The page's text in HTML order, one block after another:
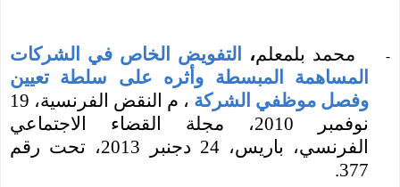
- محمد بلمعلم،
التفويض الخاص في الشركات
المساهمة المبسطة وأثره على سلطة تعيين
وفصل موظفي الشركة
، م النقض الفرنسية، 19
نوفمبر 2010،
مجلة القضاء الاجتماعي
الفرنسي، باريس، 24 دجنبر 2013،
تحت رقم
377
.